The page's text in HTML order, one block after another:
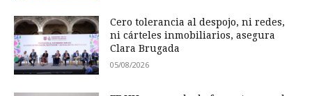
Cero tolerancia al despojo, ni redes,
ni cárteles inmobiliarios, asegura
Clara Brugada
05/08/2026